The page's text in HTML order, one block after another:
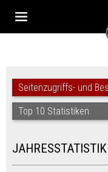
Seitenzugriffs- und
Top 10 Statistiken
JAHRESSTATISTIK